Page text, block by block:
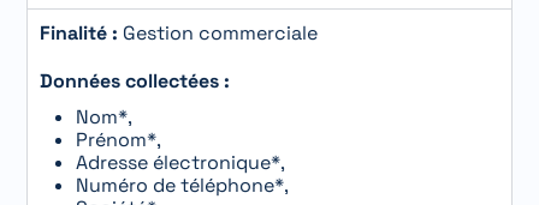
Finalité : Gestion commerciale
Données collectées :
Nom*,
Prénom*,
Adresse électronique*,
Numéro de téléphone*,